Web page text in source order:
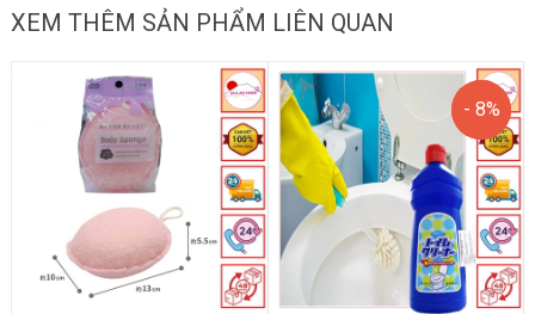
XEM THÊM SẢN PHẨM LIÊN QUAN
- 8%
- 8%